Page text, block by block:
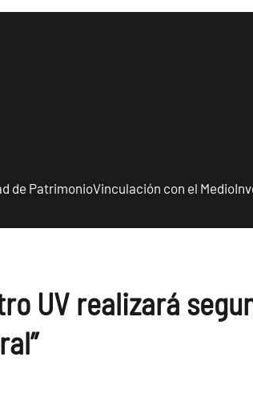
de PatrimonioVinculación con el Medio
UV realizará